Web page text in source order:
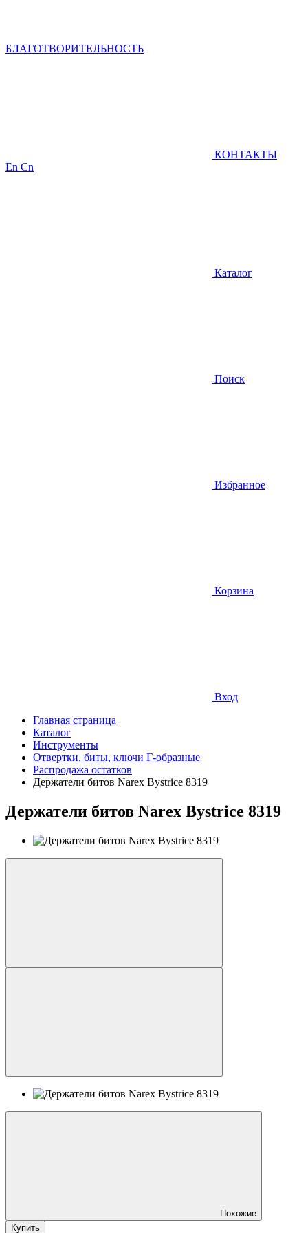
БЛАГОТВОРИТЕЛЬНОСТЬ
КОНТАКТЫ
En Cn
Каталог
Поиск
Избранное
Корзина
Вход
Главная страница
Каталог
Инструменты
Отвертки, биты, ключи Г-образные
Распродажа остатков
Держатели битов Narex Bystrice 8319
Держатели битов Narex Bystrice 8319
Похожие
Купить